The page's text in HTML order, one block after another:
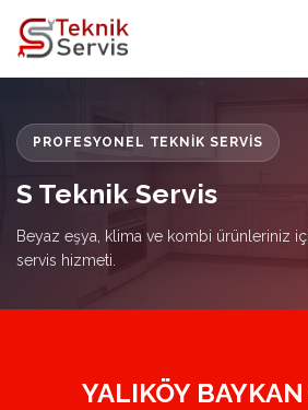
PROFESYONEL TEKNIK SERVIS
S Teknik Servis
Beyaz eşya, klima ve kombi ürünleriniz
servis hizmeti.
YALIKÖY